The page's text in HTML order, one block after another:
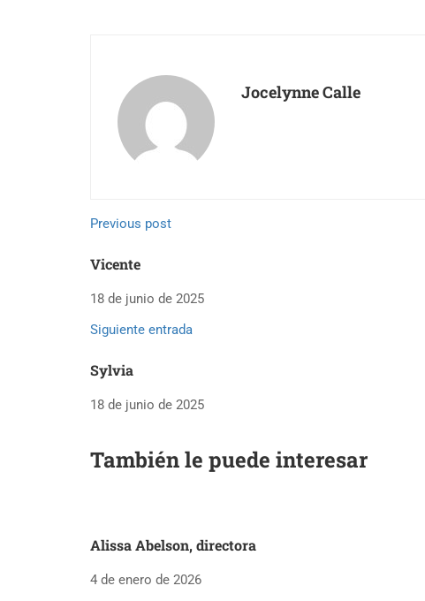
Jocelynne Calle
Previous post
Vicente
18 de junio de 2025
Siguiente entrada
Sylvia
18 de junio de 2025
También le puede interesar
Alissa Abelson, directora
4 de enero de 2026